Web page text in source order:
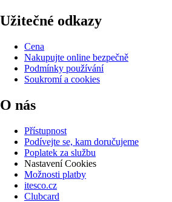
Užitečné odkazy
Cena
Nakupujte online bezpečně
Podmínky používání
Soukromí a cookies
O nás
Přístupnost
Podívejte se, kam doručujeme
Poplatek za službu
Nastavení Cookies
Možnosti platby
itesco.cz
Clubcard